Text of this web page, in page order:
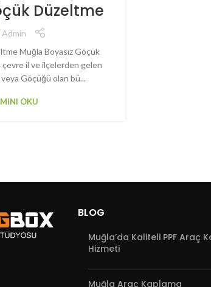
Düzeltme
Admin
Muğla Boyasız Göçük
çevre il ve ilçelerden gelen
Göçüğü olan bü...
OKU
BLOG
Muğla’da Kaliteli PPF Araç
Hizmeti
Muğla Araç Kaplama